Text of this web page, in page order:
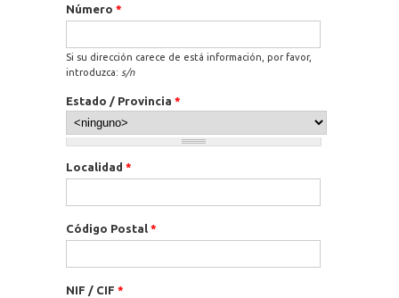
Número *
Si su dirección carece de está información, por favor,
introduzca: s/n
Estado / Provincia *
Localidad *
Código Postal *
NIF / CIF *